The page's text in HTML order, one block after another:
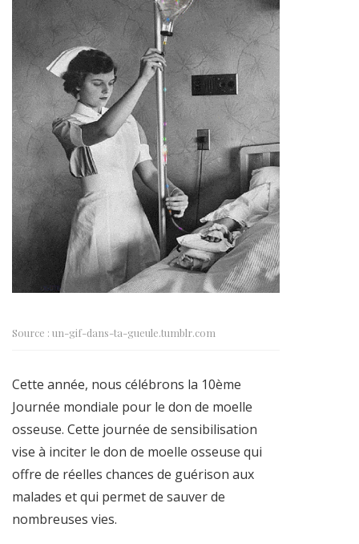
Source : un-gif-dans-ta-gueule.tumblr.com
Cette année, nous célébrons la 10ème
Journée mondiale pour le don de moelle
osseuse. Cette journée de sensibilisation
vise à inciter le don de moelle osseuse qui
offre de réelles chances de guérison aux
malades et qui permet de sauver de
nombreuses vies.